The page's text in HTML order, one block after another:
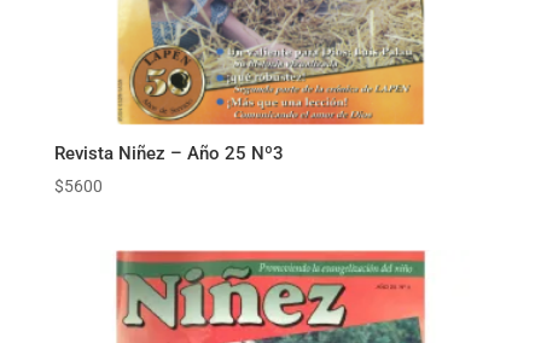
Revista Niñez – Año 25 Nº3
$5600